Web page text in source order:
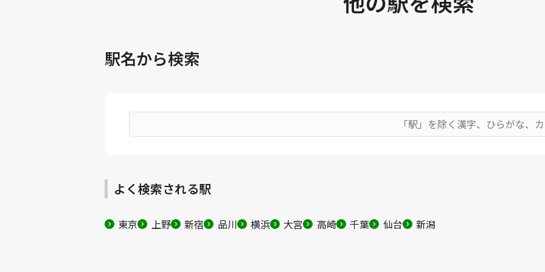
駅名から検索
よく検索される駅
東京 上野 新宿 品川 横浜 大宮 高崎 千葉 仙台 新潟